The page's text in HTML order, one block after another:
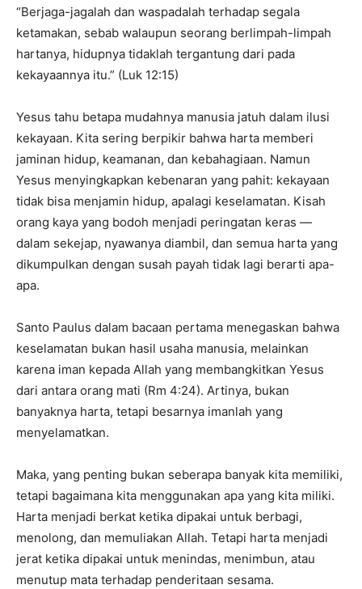
“Berjaga-jagalah dan waspadalah terhadap segala
ketamakan, sebab walaupun seorang berlimpah-limpah
hartanya, hidupnya tidaklah tergantung dari pada
kekayaannya itu.” (Luk 12:15)
Yesus tahu betapa mudahnya manusia jatuh dalam ilusi
kekayaan. Kita sering berpikir bahwa harta memberi
jaminan hidup, keamanan, dan kebahagiaan. Namun
Yesus menyingkapkan kebenaran yang pahit: kekayaan
tidak bisa menjamin hidup, apalagi keselamatan. Kisah
orang kaya yang bodoh menjadi peringatan keras —
dalam sekejap, nyawanya diambil, dan semua harta yang
dikumpulkan dengan susah payah tidak lagi berarti apa-
apa.
Santo Paulus dalam bacaan pertama menegaskan bahwa
keselamatan bukan hasil usaha manusia, melainkan
karena iman kepada Allah yang membangkitkan Yesus
dari antara orang mati (Rm 4:24). Artinya, bukan
banyaknya harta, tetapi besarnya imanlah yang
menyelamatkan.
Maka, yang penting bukan seberapa banyak kita memiliki,
tetapi bagaimana kita menggunakan apa yang kita miliki.
Harta menjadi berkat ketika dipakai untuk berbagi,
menolong, dan memuliakan Allah. Tetapi harta menjadi
jerat ketika dipakai untuk menindas, menimbun, atau
menutup mata terhadap penderitaan sesama.